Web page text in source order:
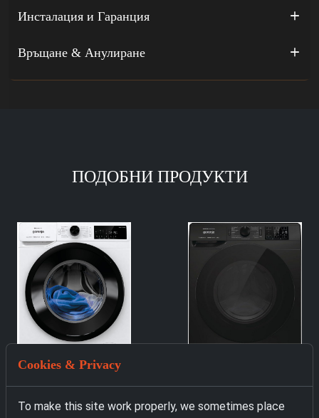
Инсталация и Гаранция
Връщане & Анулиране
ПОДОБНИ ПРОДУКТИ
4084 Пералня Gorenje
4604 Пералня Gorenje
Cookies & Privacy
To make this site work properly, we sometimes place